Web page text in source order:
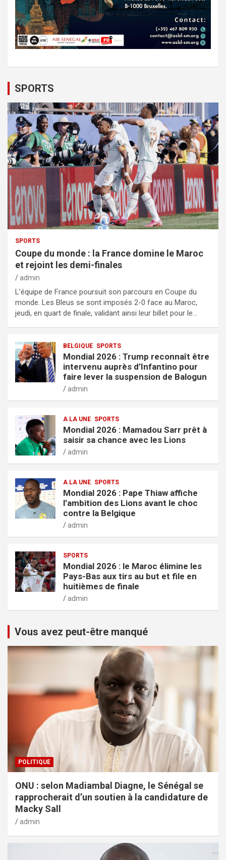
SPORTS
SPORTS
Coupe du monde : la France domine le Maroc
et rejoint les demi-finales
admin
L’équipe de France poursuit son parcours en Coupe du
monde. Les Bleus se sont imposés 2-0 face au Maroc,
jeudi, en quart de finale, validant ainsi leur billet pour le…
BELGIQUE SPORTS
Mondial 2026 : Trump reconnaît être
intervenu auprès d’Infantino pour
faire lever la suspension de Balogun
admin
A LA UNE SPORTS
Mondial 2026 : Mamadou Sarr prêt à
saisir sa chance avec les Lions
admin
A LA UNE SPORTS
Mondial 2026 : Pape Thiaw affiche
l’ambition des Lions avant le choc
contre la Belgique
admin
SPORTS
Mondial 2026 : le Maroc élimine les
Pays-Bas aux tirs au but et file en
huitièmes de finale
admin
Vous avez peut-être manqué
POLITIQUE
ONU : selon Madiambal Diagne, le Sénégal se
rapprocherait d’un soutien à la candidature de
Macky Sall
admin